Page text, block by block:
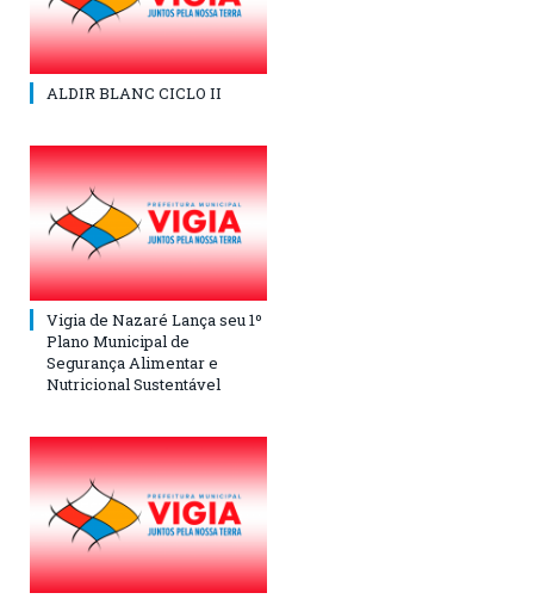
ALDIR BLANC CICLO II
Vigia de Nazaré Lança seu 1º
Plano Municipal de
Segurança Alimentar e
Nutricional Sustentável